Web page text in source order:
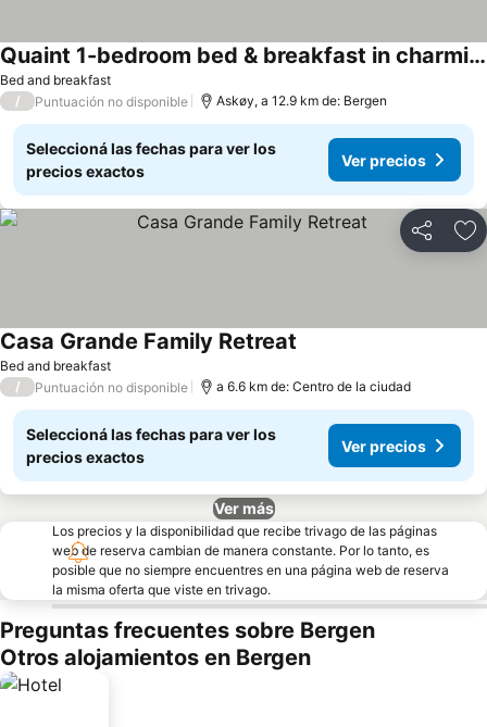
Bed and breakfast
Quaint 1-bedroom bed & breakfast in charming Vestland
/ Puntuación no disponible Askøy, a 12.9 km de: Bergen
Seleccioná las fechas para ver los
precios exactos
Ver precios
Compartir
Bed and breakfast
Casa Grande Family Retreat
/ Puntuación no disponible a 6.6 km de: Centro de la ciudad
Seleccioná las fechas para ver los
precios exactos
Ver precios
Ver más
Los precios y la disponibilidad que recibe trivago de las páginas
web de reserva cambian de manera constante. Por lo tanto, es
posible que no siempre encuentres en una página web de reserva
la misma oferta que viste en trivago.
Preguntas frecuentes sobre Bergen
Otros alojamientos en Bergen